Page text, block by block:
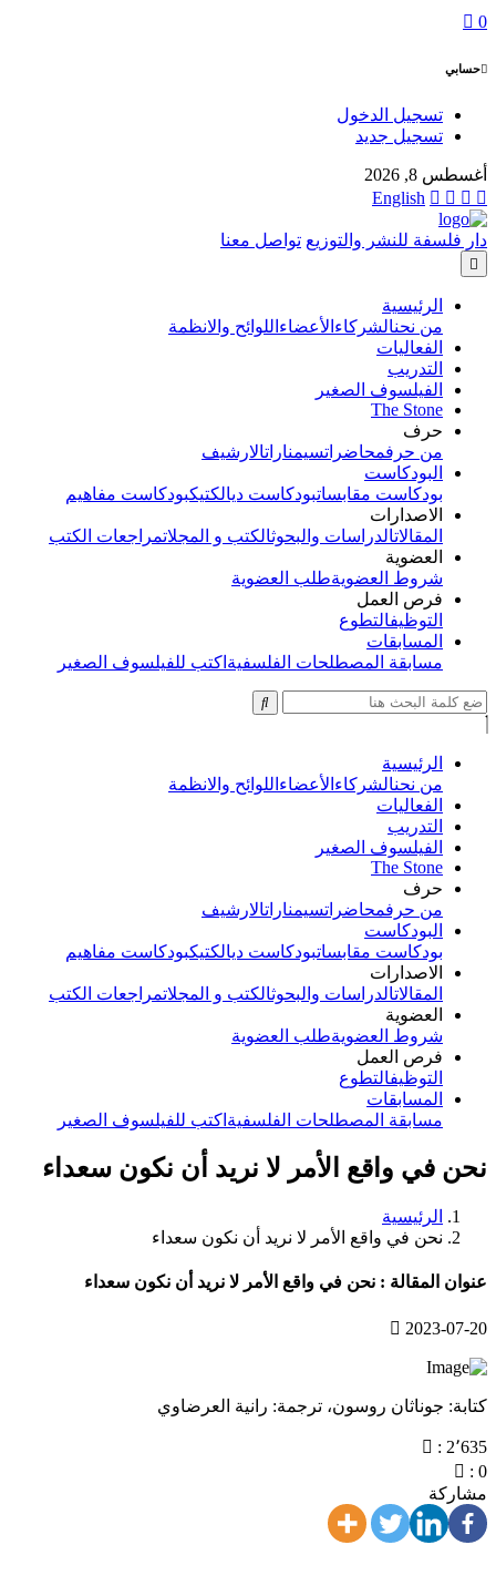
0
حسابي
تسجيل الدخول
تسجيل جديد
أغسطس 8, 2026
English
دار فلسفة للنشر والتوزيع تواصل معنا
الرئيسية
من نحنالشركاء الأعضاء اللوائح والانظمة
الفعاليات
التدريب
الفيلسوف الصغير
The Stone
حرف
من حرفمحاضراتسيمناراتالارشيف
البودكاست
بودكاست مقابساتبودكاست ديالكتيكبودكاست مفاهيم
الاصدارات
المقالاتالدراسات والبحوثالكتب و المجلاتمراجعات الكتب
العضوية
شروط العضويةطلب العضوية
فرص العمل
التوظيفالتطوع
المسابقات
مسابقة المصطلحات الفلسفية اكتب للفيلسوف الصغير
الرئيسية
من نحنالشركاء الأعضاء اللوائح والانظمة
الفعاليات
التدريب
الفيلسوف الصغير
The Stone
حرف
من حرفمحاضراتسيمناراتالارشيف
البودكاست
بودكاست مقابساتبودكاست ديالكتيكبودكاست مفاهيم
الاصدارات
المقالاتالدراسات والبحوثالكتب و المجلاتمراجعات الكتب
العضوية
شروط العضويةطلب العضوية
فرص العمل
التوظيفالتطوع
المسابقات
مسابقة المصطلحات الفلسفية اكتب للفيلسوف الصغير
نحن في واقع الأمر لا نريد أن نكون سعداء
الرئيسية
نحن في واقع الأمر لا نريد أن نكون سعداء
عنوان المقالة : نحن في واقع الأمر لا نريد أن نكون سعداء
2023-07-20
كتابة: جوناثان روسون، ترجمة: رانية العرضاوي
: 2٬635
: 0
مشاركة